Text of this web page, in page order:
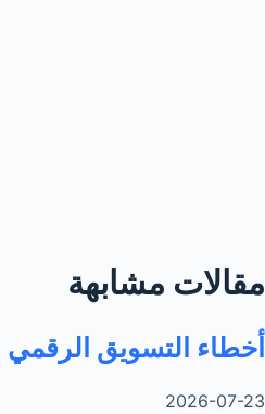
مقالات مشابهة
أخطاء التسويق الرقمي
2026-07-23